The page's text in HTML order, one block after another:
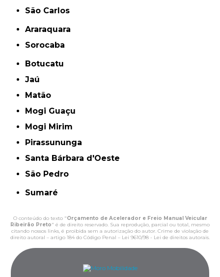
São Carlos
Araraquara
Sorocaba
Botucatu
Jaú
Matão
Mogi Guaçu
Mogi Mirim
Pirassununga
Santa Bárbara d'Oeste
São Pedro
Sumaré
O conteúdo do texto "Orçamento de Acelerador e Freio Manual Veicular
Ribeirão Preto" é de direito reservado. Sua reprodução, parcial ou total, mesmo
citando nossos links, é proibida sem a autorização do autor. Crime de violação de
direito autoral – artigo 184 do Código Penal – Lei 9610/98 - Lei de direitos autorais.